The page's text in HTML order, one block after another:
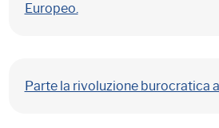
Europeo.
Parte la rivoluzione burocratica